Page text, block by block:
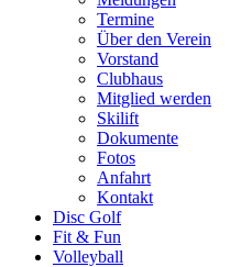
Termine
Über den Verein
Vorstand
Clubhaus
Mitglied werden
Skilift
Dokumente
Fotos
Anfahrt
Kontakt
Disc Golf
Fit & Fun
Volleyball